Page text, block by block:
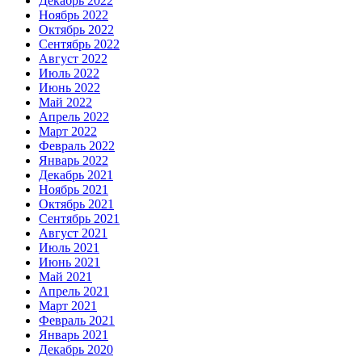
Ноябрь 2022
Октябрь 2022
Сентябрь 2022
Август 2022
Июль 2022
Июнь 2022
Май 2022
Апрель 2022
Март 2022
Февраль 2022
Январь 2022
Декабрь 2021
Ноябрь 2021
Октябрь 2021
Сентябрь 2021
Август 2021
Июль 2021
Июнь 2021
Май 2021
Апрель 2021
Март 2021
Февраль 2021
Январь 2021
Декабрь 2020